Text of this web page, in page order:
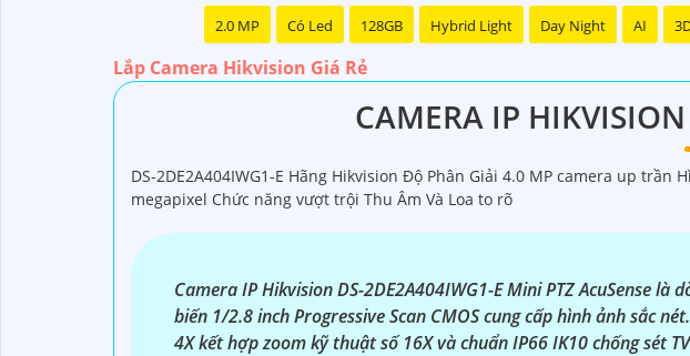
Chào quý khách hàng,
Chúng tôi xin trân trọng giới thiệu đến quý vị dịch vụ lắp đặt
Với kinh nghiệm lâu năm trong lĩnh vực lắp đặt camera an ninh, đội
ninh hiệu quả, đáng tin cậy và tiết kiệm chi phí.
Camera của Hikvision được biết đến là một trong những thương
chất lượng hình ảnh
Nếu quý vị quan tâm đến việc lắp đặt camera Hikvision giá rẻ và
2.0 MP Có Led 128GB Hybrid Light Day Night AI
Lắp Camera Hikvision Giá Rẻ
CAMERA IP
DS-2DE2A404IWG1-E Hãng Hikvision Độ Phân Giải 4.0 MP camera up
megapixel Chức năng vượt trội Thu Âm Và Loa to rõ
Camera IP Hikvision DS-2DE2A404IWG1-E Mini PTZ AcuSense là
biến 1/2.8 inch Progressive Scan CMOS cung cấp hình ảnh sắc
4X kết hợp zoom kỹ thuật số 16X và chuẩn IP66 IK10 chống sét